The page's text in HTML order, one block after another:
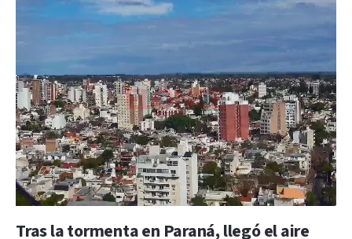
Tras la tormenta en Paraná, llegó el aire